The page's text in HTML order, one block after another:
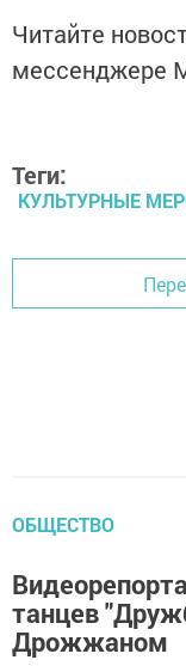
Читайте
мессенджере
Теги:
КУЛЬТУРНЫЕ
ОБЩЕСТВО
танцев
Дрожжаном